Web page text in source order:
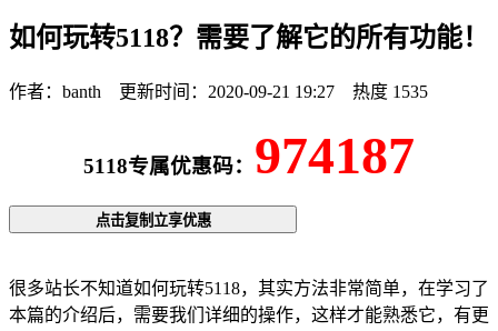
如何玩转5118？需要了解它的所有功能！
作者：banth 更新时间：2020-09-21 19:27 热度 1535
5118专属优惠码： 974187
点击复制立享优惠
很多站长不知道如何玩转5118，其实方法非常简单，在学习了
本篇的介绍后，需要我们详细的操作，这样才能熟悉它，有更